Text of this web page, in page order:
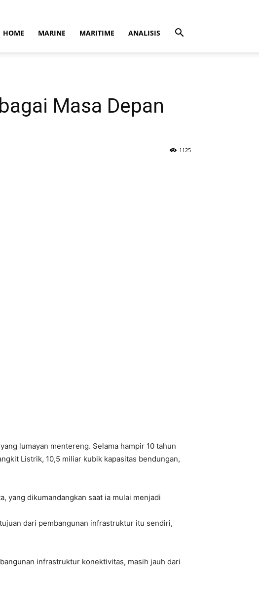
HOME MARINE MARITIME ANALISIS
Masa Depan
1125
lumayan mentereng. Selama hampir 10 tahun
Listrik, 10,5 miliar kubik kapasitas bendungan,
yang dikumandangkan saat ia mulai menjadi
dari pembangunan infrastruktur itu sendiri,
infrastruktur konektivitas, masih jauh dari